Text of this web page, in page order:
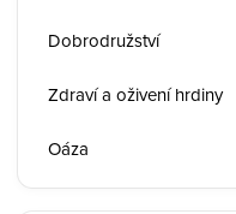
Dobrodružství
Zdraví a oživení hrdiny
Oáza